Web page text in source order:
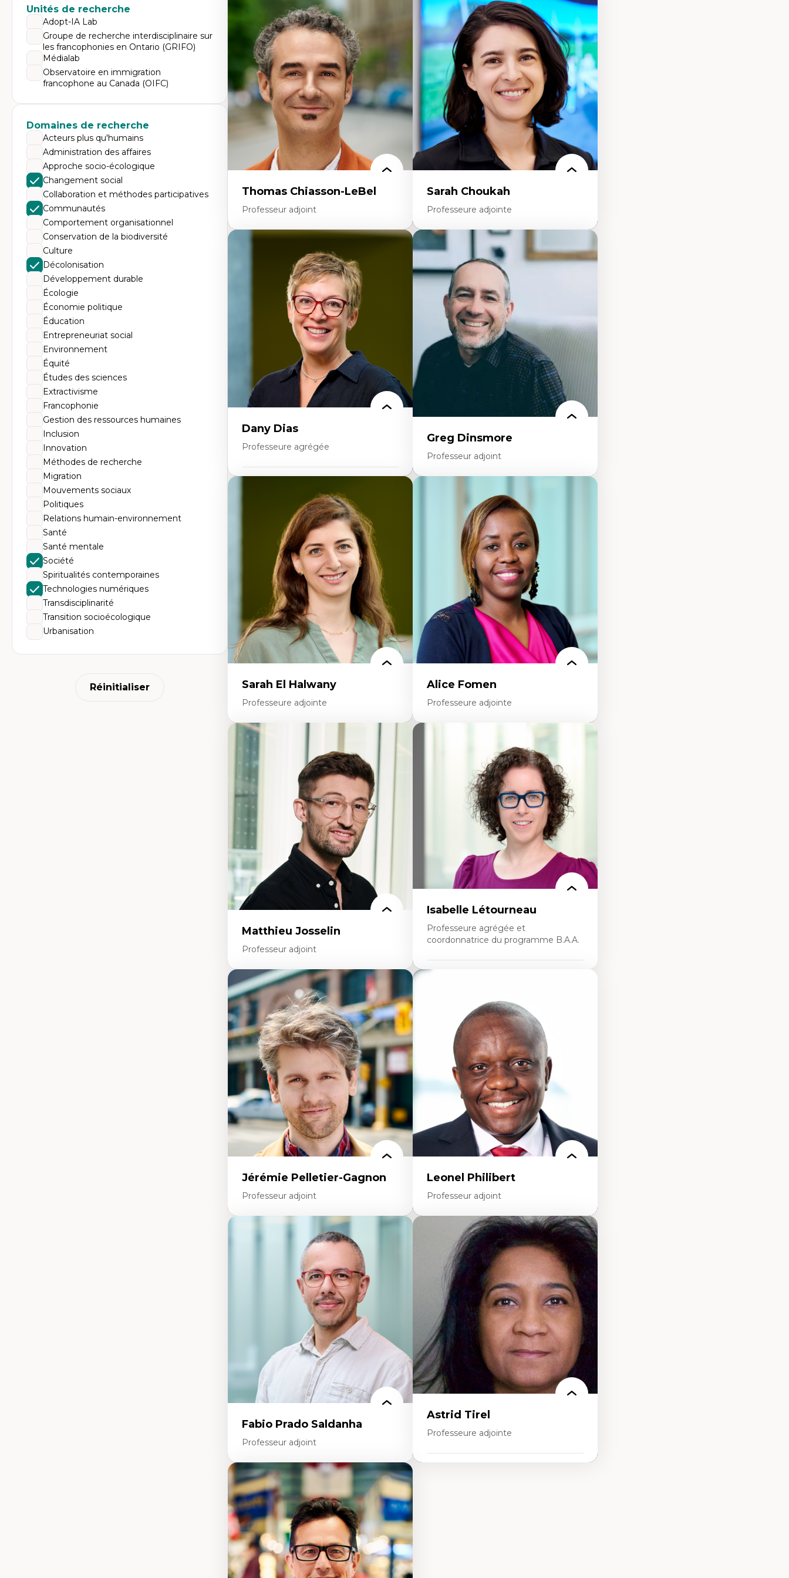
Unités de recherche
Adopt-IA Lab
Groupe de recherche interdisciplinaire sur
les francophonies en Ontario (GRIFO)
Médialab
Observatoire en immigration
francophone au Canada (OIFC)
Domaines de recherche
Acteurs plus qu'humains
Administration des affaires
Approche socio-écologique
Changement social
Collaboration et méthodes participatives
Communautés
Comportement organisationnel
Conservation de la biodiversité
Culture
Décolonisation
Développement durable
Écologie
Économie politique
Éducation
Entrepreneuriat social
Environnement
Équité
Études des sciences
Extractivisme
Francophonie
Gestion des ressources humaines
Inclusion
Innovation
Méthodes de recherche
Migration
Mouvements sociaux
Politiques
Relations humain-environnement
Santé
Santé mentale
Société
Spiritualités contemporaines
Technologies numériques
Transdisciplinarité
Transition socioécologique
Urbanisation
Réinitialiser
Discours sur la ville et représentations
Mosquées, formes et usages au Canada
Reconnaissance et représentations des
communautés immigrantes dans l'espace
urbain
Design architectural et urbain
Patrimoine et patrimonialisation
Études postcoloniales et décolonisation des
savoirs
Expertises
Économie circulaire
Modèles d’affaires durables
Histoire des faits économiques
Gestion durable des ressources naturelles
Écologie industrielle
Aménagement durable du territoire
Développement régional
Coopératives
Télétravail en milieu rural francophone
Transition socio-écologique
Thomas Chiasson-LeBel
Professeur adjoint
Théories du développement
Économie politique comparée
Élites économiques
Sociologie économique
Extractivisme
Classes sociales
Mouvements sociaux
Théories de l’État
Sarah Choukah
Professeure adjointe
Expertises
Démocratisation des nouvelles
technologies et biotechnologies
Données ouvertes
Bioart, programmation et électronique
créatives
Histoire sociale et culturelle des
technologies numériques
Résistances et droits numériques
Internet des objets
Métavers
Problématiques relatives à l’intelligence
artificielle, l’apprentissage machine et les
Féminismes et nouvelles technologies
Dany Dias
Professeure agrégée
Pédagogies critiques et justice sociale
Éthique relationnelle et sollicitude en
Décolonisation et autochtonisation de la
formation à l’enseignement
Littératie et didactique du français
Éducation inclusive
Formation à l’enseignement en contexte
francophone minoritaire
Identité linguistique et culturelle
Recherche-action et approches
participatives
Leadership éducatif et pratiques réflexives
Éducation durable et bien-être en
enseignement
Greg Dinsmore
Professeur adjoint
Fragmentation des auditoires médiatiques
Analyse multi-plateforme des auditoires
médiatiques
Analyse des comportements numériques à
travers les données massives et l’IA
Recherche quantitative et qualitative sur
les auditoires médiatiques
Épistémologie des techniques de recherche
numérique et l’IA
Théorie des droits de la personne
La pensée politique d’Hannah Arendt
La pensée politique à l’ère numérique
Justice internationale et normes
internationales
Sarah El Halwany
Professeure adjointe
Expertises
Les apports pédagogiques des théories de
l'affect, du posthumanisme, du féminisme
dans l'éducation aux sciences
L'apprentissage des sciences/STIM dans une
perspective socioécologique de care
L’insertion professionnelle des
enseignant.e.s
Alice Fomen
Professeure adjointe
Acceptabilité, acceptation et adoption des
Technologies d'apprentissage innovantes
Insertion professionnelle du nouveau
personnel enseignant
Construction identitaire en milieu
minoritaire francophone
Technologies éducatives pour la formation
Matthieu Josselin
Professeur adjoint
Expertises
Ethnographie critique des environnements
d’apprentissage des étudiant.e.s
Approche transdisciplinaire des
compétences socioaffectives et
interculturelles
Didactique des langues secondes et
compétence pragmatique
Andragogie
Méthodologies de recherche qualitative
Isabelle Létourneau
Professeure agrégée et
coordonnatrice du programme B.A.A.
Gestion des ressources humaines
(attraction et fidélisation de la main-
d’œuvre)
Responsabilité sociale des organisations
Interventions organisationnelles
Comportement organisationnel
(mobilisation au travail)
Recherche qualitative
Éthique des affaires
Jérémie Pelletier-Gagnon
Professeur adjoint
Études du jeu vidéo
Fouille de textes
Études postcoloniales
Études critiques des médias
Analyse de données
Études japonaises
Traduction et localisation
Intelligence artificielle et communication
humain-machine
Leonel Philibert
Professeur adjoint
Expertises
Santé mondiale
Femme en contexte de pauvreté
Innovation
Participation citoyenne
Inégalités sociales santé
Migration
Santé de la reproduction
Développement durable
Fabio Prado Saldanha
Professeur adjoint
Expertises
Innovation sociale
Technologies sociales
Entrepreneuriat social et collectif
Approches critiques et décoloniales
Discours, récits et narratologie en
management
Transformation socioéconomique des
communautés marginalisées
Politiques d’inclusion et économie solidaire
Astrid Tirel
Professeure adjointe